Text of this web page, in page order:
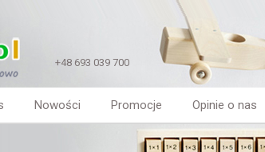
+48 693 039 700
Nowości Promocje Opinie o nas